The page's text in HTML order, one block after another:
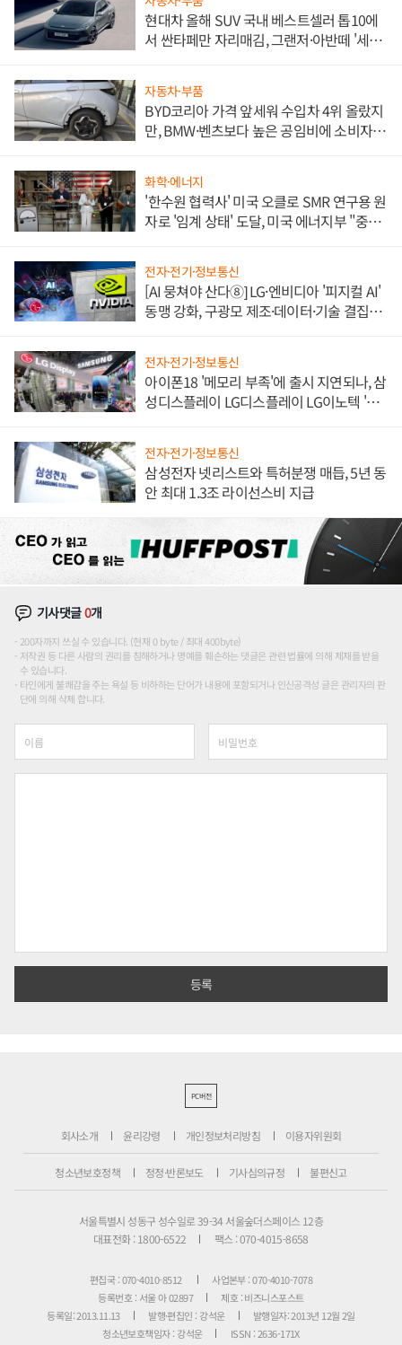
현대차 올해 SUV 국내 베스트셀러 톱10에
서 싼타페만 자리매김, 그랜저·아반떼 '세단
자동차·부품
BYD코리아 가격 앞세워 수입차 4위 올랐지
만, BMW·벤츠보다 높은 공임비에 소비자
화학·에너지
'한수원 협력사' 미국 오클로 SMR 연구용 원
자로 '임계 상태' 도달, 미국 에너지부 "중요
전자·전기·정보통신
[AI 뭉쳐야 산다⑧] LG·엔비디아 '피지컬 AI'
동맹 강화, 구광모 제조·데이터·기술 결집
전자·전기·정보통신
아이폰18 '메모리 부족'에 출시 지연되나, 삼
성디스플레이 LG디스플레이 LG이노텍 '탈
전자·전기·정보통신
삼성전자 넷리스트와 특허분쟁 매듭, 5년 동
안 최대 1.3조 라이선스비 지급
기사댓글0개
200자까지 쓰실 수 있습니다. (현재 0 byte / 최대 400byte)
저작권 등 다른 사람의 권리를 침해하거나 명예를 훼손하는 댓글은 관련 법률에 의해 제재를 받을
수 있습니다.
타인에게 불쾌감을 주는 욕설 등 비하하는 단어가 내용에 포함되거나 인신공격성 글은 관리자의 판
단에 의해 삭제 합니다.
PC버전
회사소개 윤리강령 개인정보처리방침 이용자위원회
청소년보호정책 정정·반론보도 기사심의규정 불편신고
서울특별시 성동구 성수일로 39-34 서울숲더스페이스 12층
대표전화 : 1800-6522
팩스 : 070-4015-8658
편집국 : 070-4010-8512
사업본부 : 070-4010-7078
등록번호 : 서울 아 02897
제호 : 비즈니스포스트
등록일: 2013.11.13
발행·편집인 : 강석운
발행일자: 2013년 12월 2일
청소년보호책임자 : 강석운
ISSN : 2636-171X